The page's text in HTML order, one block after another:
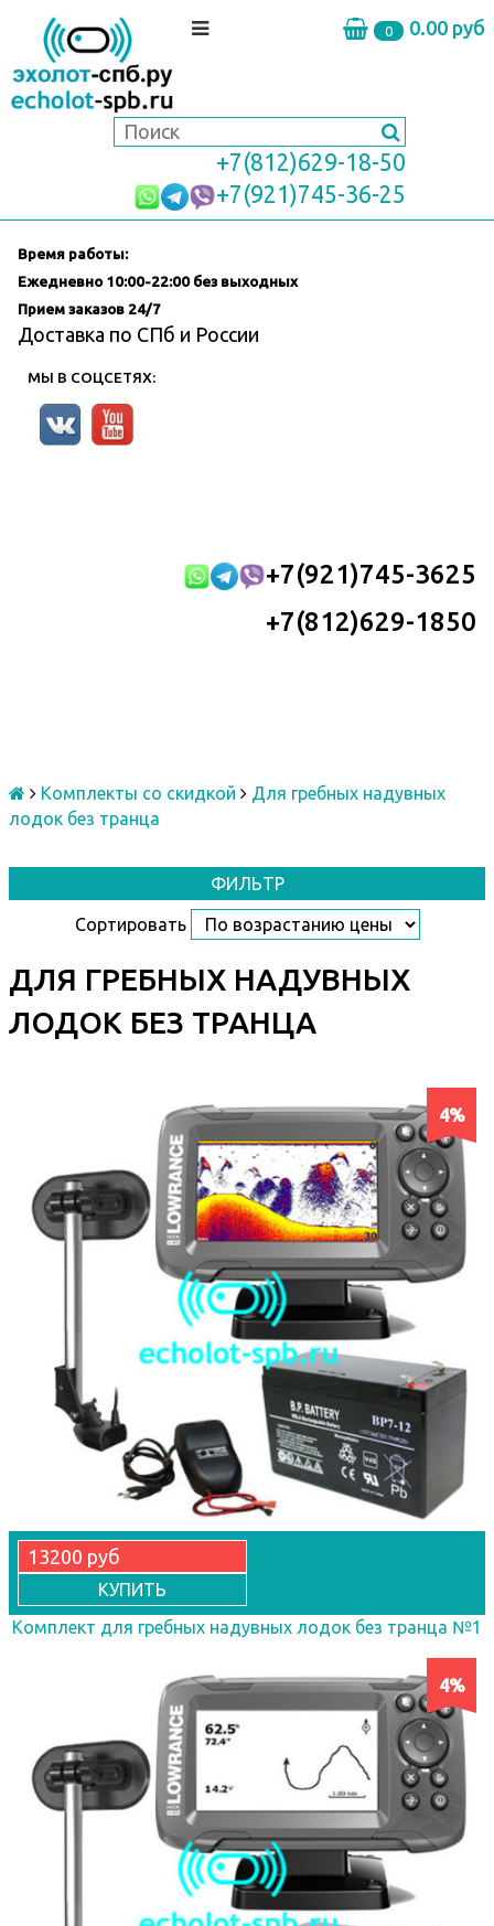
0 0.00 руб
+7(812)629-18-50
+7(921)745-36-25
Время работы:
Ежедневно 10:00-22:00 без выходных
Прием заказов 24/7
Доставка по СПб и России
МЫ В СОЦСЕТЯХ:
+7(921)745-3625
+7(812)629-1850
Комплекты со скидкой
Для гребных надувных
лодок без транца
ФИЛЬТР
Сортировать
ДЛЯ ГРЕБНЫХ НАДУВНЫХ
ЛОДОК БЕЗ ТРАНЦА
4%
13200 руб
КУПИТЬ
Комплект для гребных надувных лодок без транца №1
4%